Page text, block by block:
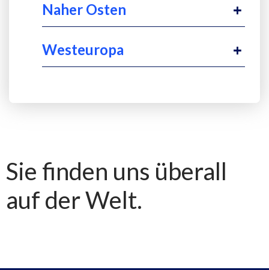
Naher Osten
Westeuropa
Sie finden uns überall
auf der Welt.